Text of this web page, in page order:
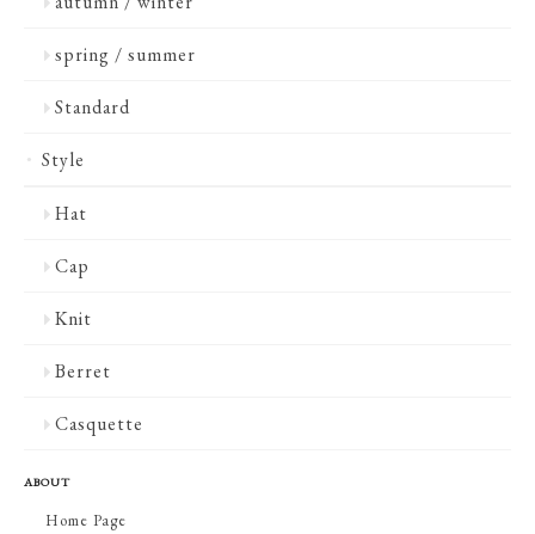
spring / summer
Standard
Style
Hat
Cap
Knit
Berret
Casquette
ABOUT
Home Page